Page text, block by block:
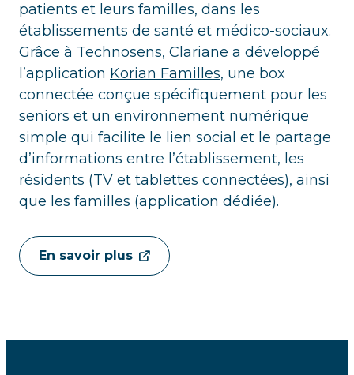
patients et leurs familles, dans les
établissements de santé et médico-sociaux.
Grâce à Technosens, Clariane a développé
l’application Korian Familles, une box
connectée conçue spécifiquement pour les
seniors et un environnement numérique
simple qui facilite le lien social et le partage
d’informations entre l’établissement, les
résidents (TV et tablettes connectées), ainsi
que les familles (application dédiée).
En savoir plus